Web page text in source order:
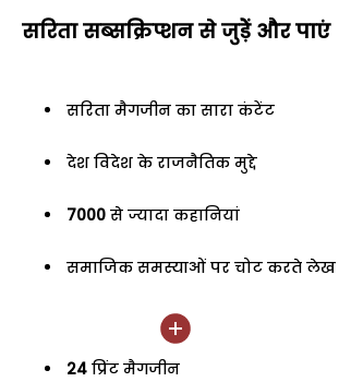
सरिता सब्सक्रिप्शन से जुड़ेें और पाएं
सरिता मैगजीन का सारा कंटेंट
देश विदेश के राजनैतिक मुद्दे
7000 से ज्यादा कहानियां
समाजिक समस्याओं पर चोट करते लेख
24 प्रिंट मैगजीन